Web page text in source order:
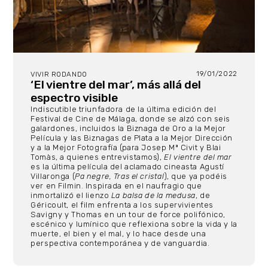
VIVIR RODANDO 19/01/2022
‘El vientre del mar’, más allá del
espectro visible
Indiscutible triunfadora de la última edición del
Festival de Cine de Málaga, donde se alzó con seis
galardones, incluidos la Biznaga de Oro a la Mejor
Película y las Biznagas de Plata a la Mejor Dirección
y a la Mejor Fotografía (para Josep Mª Civit y Blai
Tomàs, a quienes entrevistamos),El vientre del mar
es la última película del aclamado cineasta Agustí
Villaronga (Pa negre, Tras el cristal), que ya podéis
ver en Filmin. Inspirada en el naufragio que
inmortalizó el lienzo La balsa de la medusa, de
Géricoult, el film enfrenta a los supervivientes
Savigny y Thomas en un tour de force polifónico,
escénico y lumínico que reflexiona sobre la vida y la
muerte, el bien y el mal, y lo hace desde una
perspectiva contemporánea y de vanguardia.